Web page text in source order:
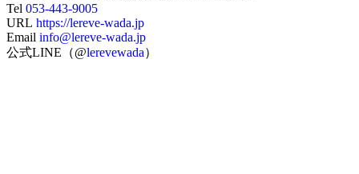
Tel 053-443-9005
URL https://lereve-wada.jp
Email info@lereve-wada.jp
公式LINE（@lerevewada）